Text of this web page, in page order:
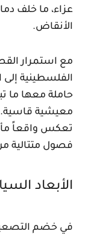
عزاء، ما خلف
الأنقاض.
مع استمرار
الفلسطينية إلى
حاملة معها ما
معيشية قاسية.
تعكس واقعاً
فصول متتالية
الأبعاد
في خضم